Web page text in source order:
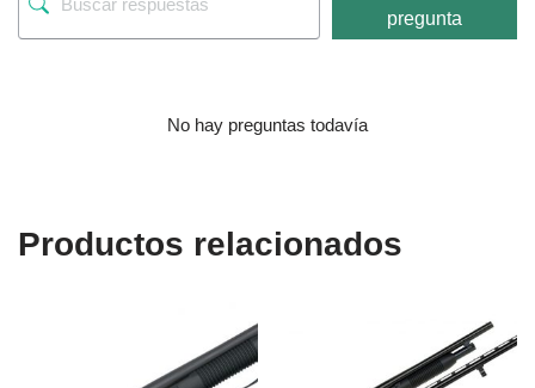
pregunta
No hay preguntas todavía
Productos relacionados